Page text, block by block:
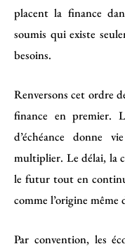
placent la finance
soumis qui existe
besoins.
Renversons cet ordre
finance en premier.
d’échéance donne
multiplier. Le délai, la
le futur tout en
comme l’origine même
Par convention, les